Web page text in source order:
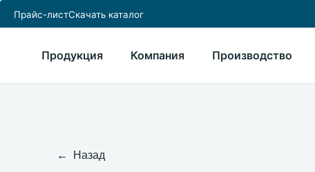
Прайс-листСкачать каталог
Продукция Компания Производство
← Назад